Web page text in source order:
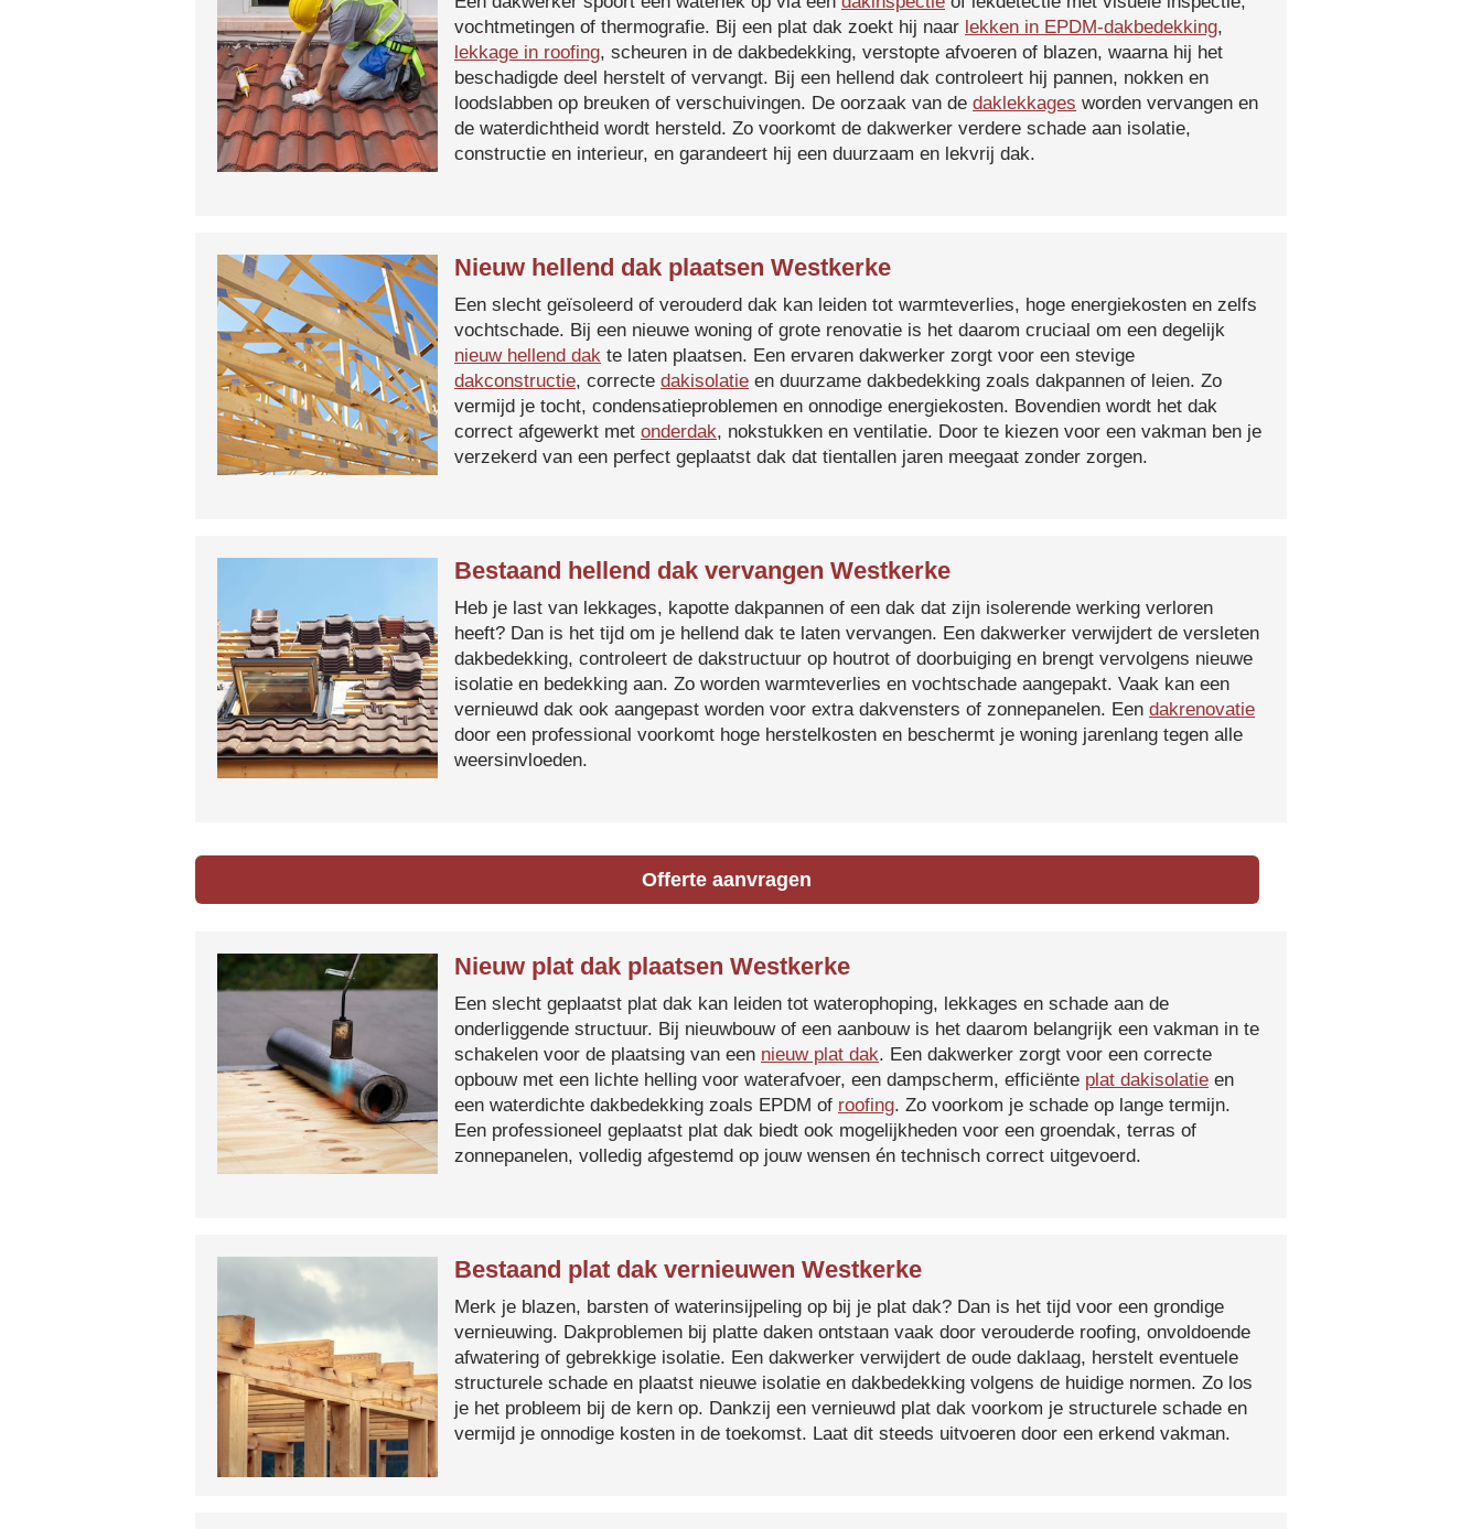
vochtmetingen of thermografie. Bij een plat dak zoekt hij naar lekken in EPDM-dakbedekking,
lekkage in roofing, scheuren in de dakbedekking, verstopte afvoeren of blazen, waarna hij het
beschadigde deel herstelt of vervangt. Bij een hellend dak controleert hij pannen, nokken en
loodslabben op breuken of verschuivingen. De oorzaak van de daklekkages worden vervangen en
de waterdichtheid wordt hersteld. Zo voorkomt de dakwerker verdere schade aan isolatie,
constructie en interieur, en garandeert hij een duurzaam en lekvrij dak.
Nieuw hellend dak plaatsen Westkerke
Een slecht geïsoleerd of verouderd dak kan leiden tot warmteverlies, hoge energiekosten en zelfs
vochtschade. Bij een nieuwe woning of grote renovatie is het daarom cruciaal om een degelijk
nieuw hellend dak te laten plaatsen. Een ervaren dakwerker zorgt voor een stevige
dakconstructie, correcte dakisolatie en duurzame dakbedekking zoals dakpannen of leien. Zo
vermijd je tocht, condensatieproblemen en onnodige energiekosten. Bovendien wordt het dak
correct afgewerkt met onderdak, nokstukken en ventilatie. Door te kiezen voor een vakman ben je
verzekerd van een perfect geplaatst dak dat tientallen jaren meegaat zonder zorgen.
Bestaand hellend dak vervangen Westkerke
Heb je last van lekkages, kapotte dakpannen of een dak dat zijn isolerende werking verloren
heeft? Dan is het tijd om je hellend dak te laten vervangen. Een dakwerker verwijdert de versleten
dakbedekking, controleert de dakstructuur op houtrot of doorbuiging en brengt vervolgens nieuwe
isolatie en bedekking aan. Zo worden warmteverlies en vochtschade aangepakt. Vaak kan een
vernieuwd dak ook aangepast worden voor extra dakvensters of zonnepanelen. Een dakrenovatie
door een professional voorkomt hoge herstelkosten en beschermt je woning jarenlang tegen alle
weersinvloeden.
Offerte aanvragen
Nieuw plat dak plaatsen Westkerke
Een slecht geplaatst plat dak kan leiden tot waterophoping, lekkages en schade aan de
onderliggende structuur. Bij nieuwbouw of een aanbouw is het daarom belangrijk een vakman in te
schakelen voor de plaatsing van een nieuw plat dak. Een dakwerker zorgt voor een correcte
opbouw met een lichte helling voor waterafvoer, een dampscherm, efficiënte plat dakisolatie en
een waterdichte dakbedekking zoals EPDM of roofing. Zo voorkom je schade op lange termijn.
Een professioneel geplaatst plat dak biedt ook mogelijkheden voor een groendak, terras of
zonnepanelen, volledig afgestemd op jouw wensen én technisch correct uitgevoerd.
Bestaand plat dak vernieuwen Westkerke
Merk je blazen, barsten of waterinsijpeling op bij je plat dak? Dan is het tijd voor een grondige
vernieuwing. Dakproblemen bij platte daken ontstaan vaak door verouderde roofing, onvoldoende
afwatering of gebrekkige isolatie. Een dakwerker verwijdert de oude daklaag, herstelt eventuele
structurele schade en plaatst nieuwe isolatie en dakbedekking volgens de huidige normen. Zo los
je het probleem bij de kern op. Dankzij een vernieuwd plat dak voorkom je structurele schade en
vermijd je onnodige kosten in de toekomst. Laat dit steeds uitvoeren door een erkend vakman.